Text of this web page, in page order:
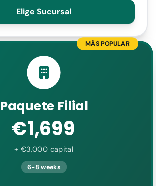
Elige Sucursal
MÁS POPULAR
Paquete Filial
€1,699
+ €3,000 capital
6-8 weeks